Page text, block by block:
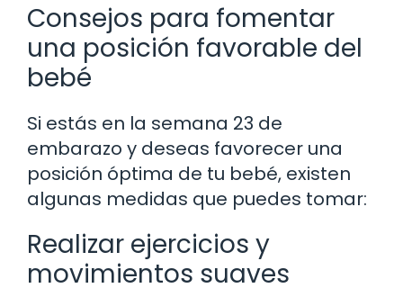
Consejos para fomentar
una posición favorable del
bebé
Si estás en la semana 23 de
embarazo y deseas favorecer una
posición óptima de tu bebé, existen
algunas medidas que puedes tomar:
Realizar ejercicios y
movimientos suaves